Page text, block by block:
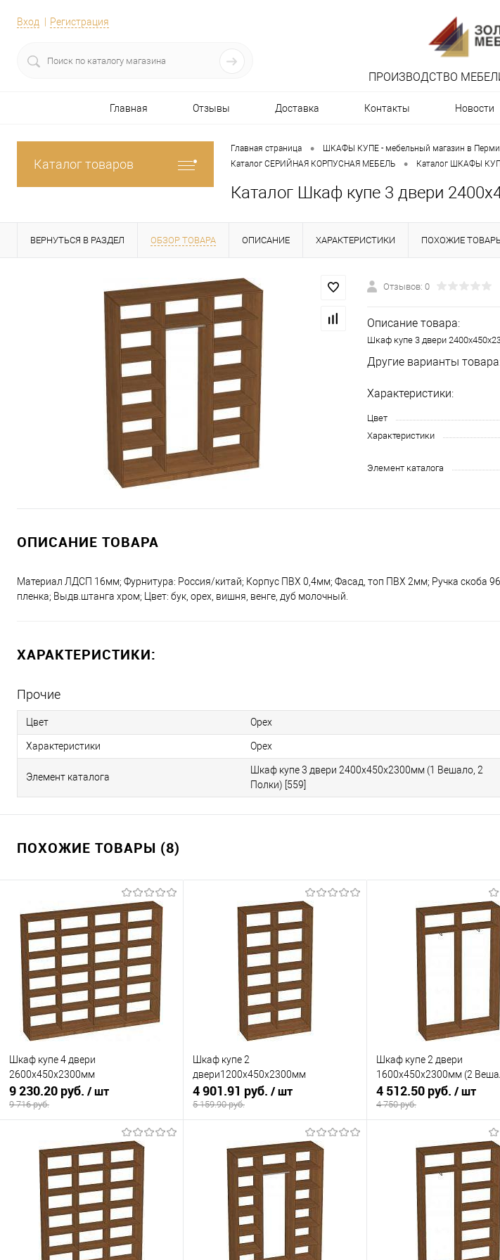
Вход Регистрация
ПРОИЗВОДСТВО
Главная Отзывы Доставка Контакты Новости
Каталог товаров
Главная страница • ШКАФЫ КУПЕ - мебельный магазин в Перми!
Каталог СЕРИЙНАЯ КОРПУСНАЯ МЕБЕЛЬ • Каталог ШКАФЫ
Каталог Шкаф купе 3 двери
ВЕРНУТЬСЯ В РАЗДЕЛ ОБЗОР ТОВАРА ОПИСАНИЕ ХАРАКТЕРИСТИКИ ПОХОЖИЕ
Отзывов: 0
Описание товара:
Шкаф купе 3 двери
Другие варианты
Характеристики:
Цвет
Характеристики
Элемент каталога
ОПИСАНИЕ ТОВАРА
Материал ЛДСП 16мм; Фурнитура: Россия/китай; Корпус ПВХ 0,4мм; Фасад, топ ПВХ 2мм; Ручка скоба
пленка; Выдв.штанга хром; Цвет: бук, орех, вишня, венге, дуб молочный.
ХАРАКТЕРИСТИКИ:
Прочие
Цвет Орех
Характеристики Орех
Элемент каталога
Шкаф купе 3 двери 2400х450х2300мм (1 Вешало, 2
Полки) [559]
ПОХОЖИЕ ТОВАРЫ (8)
Шкаф купе 4 двери
2600х450х2300мм
9 230.20 руб. / шт
9 716 руб.
В корзину
Купить в 1 клик
К сравнению
В избранное
Под заказ
Шкаф купе 2
двери1200х450х2300мм
4 901.91 руб. / шт
5 159.90 руб.
В корзину
Купить в 1 клик
К сравнению
В избранное
Под заказ
Шкаф купе 2 двери
1600х450х2300мм (2
4 512.50 руб. / шт
4 750 руб.
В корзину
Купить в 1 клик
К
В избранное
Под